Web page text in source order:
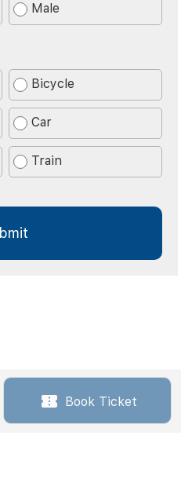
Male
Bicycle
Car
Train
Book Ticket